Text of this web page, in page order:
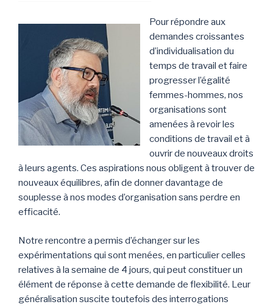
Pour répondre aux
demandes croissantes
d’individualisation du
temps de travail et faire
progresser l’égalité
femmes-hommes, nos
organisations sont
amenées à revoir les
conditions de travail et à
ouvrir de nouveaux droits
à leurs agents. Ces aspirations nous obligent à trouver de
nouveaux équilibres, afin de donner davantage de
souplesse à nos modes d’organisation sans perdre en
efficacité.
Notre rencontre a permis d’échanger sur les
expérimentations qui sont menées, en particulier celles
relatives à la semaine de 4 jours, qui peut constituer un
élément de réponse à cette demande de flexibilité. Leur
généralisation suscite toutefois des interrogations